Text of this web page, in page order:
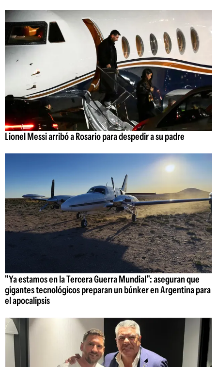
Lionel Messi arribó a Rosario para despedir a su padre
"Ya estamos en la Tercera Guerra Mundial": aseguran que
gigantes tecnológicos preparan un búnker en Argentina para
el apocalipsis